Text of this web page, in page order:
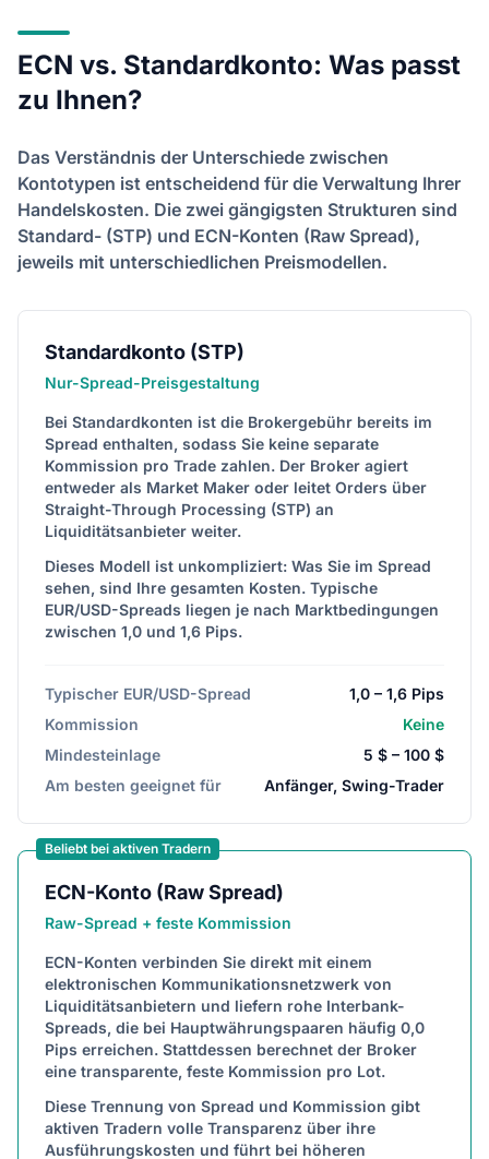
ECN vs. Standardkonto: Was passt
zu Ihnen?
Das Verständnis der Unterschiede zwischen
Kontotypen ist entscheidend für die Verwaltung Ihrer
Handelskosten. Die zwei gängigsten Strukturen sind
Standard- (STP) und ECN-Konten (Raw Spread),
jeweils mit unterschiedlichen Preismodellen.
Standardkonto (STP)
Nur-Spread-Preisgestaltung
Bei Standardkonten ist die Brokergebühr bereits im
Spread enthalten, sodass Sie keine separate
Kommission pro Trade zahlen. Der Broker agiert
entweder als Market Maker oder leitet Orders über
Straight-Through Processing (STP) an
Liquiditätsanbieter weiter.
Dieses Modell ist unkompliziert: Was Sie im Spread
sehen, sind Ihre gesamten Kosten. Typische
EUR/USD-Spreads liegen je nach Marktbedingungen
zwischen 1,0 und 1,6 Pips.
Typischer EUR/USD-Spread
1,0 – 1,6 Pips
Kommission
Keine
Mindesteinlage
5 $ – 100 $
Am besten geeignet für
Anfänger, Swing-Trader
Beliebt bei aktiven Tradern
ECN-Konto (Raw Spread)
Raw-Spread + feste Kommission
ECN-Konten verbinden Sie direkt mit einem
elektronischen Kommunikationsnetzwerk von
Liquiditätsanbietern und liefern rohe Interbank-
Spreads, die bei Hauptwährungspaaren häufig 0,0
Pips erreichen. Stattdessen berechnet der Broker
eine transparente, feste Kommission pro Lot.
Diese Trennung von Spread und Kommission gibt
aktiven Tradern volle Transparenz über ihre
Ausführungskosten und führt bei höheren